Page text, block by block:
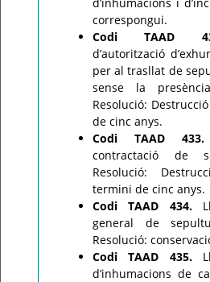
correspongui.
Codi TAAD
d’autorització
per al trasllat de
sense la
Resolució:
de cinc anys.
Codi TAAD 433.
contractació de
Resolució:
termini de cinc anys.
Codi TAAD 434.
general de
Resolució:
Codi TAAD 435.
d’inhumacions de